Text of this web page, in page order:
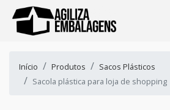
Início Produtos
Sacos Plásticos
Sacola plástica para loja de shopping